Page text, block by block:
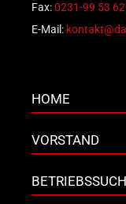
Fax:0231-99 53
E-Mail:
HOME
VORSTAND